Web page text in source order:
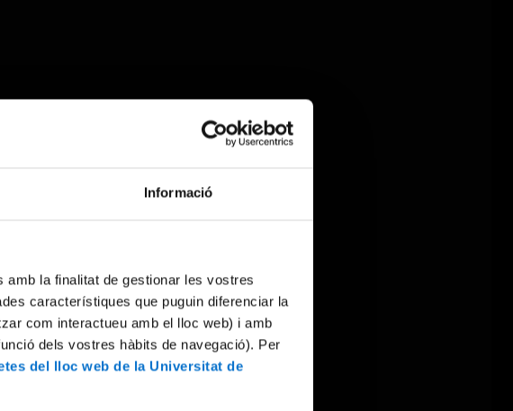
Informació
la finalitat de gestionar les vostres
característiques que puguin diferenciar la
com interactueu amb el lloc web) i amb
dels vostres hàbits de navegació). Per
del lloc web de la Universitat de